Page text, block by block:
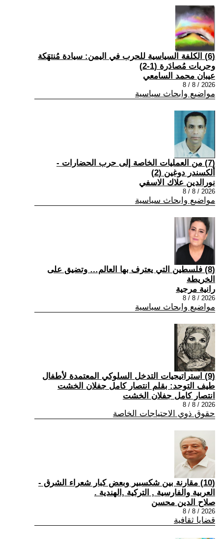
(6) الكلفة السياسية للحرب في اليمن: سيادة مُنتهَكة
وحريات مُصادَرة (1-2)
عيبان محمد السامعي
2026 / 8 / 8
مواضيع وابحاث سياسية
(7) من العمليات الخاصة إلى حرب الحضارات -
ألكسندر دوغين (2)
نورالدين علاك الاسفي
2026 / 8 / 8
مواضيع وابحاث سياسية
(8) فلسطين التي يعترف بها العالم… وتضيق على
الخريطة
رانية مرجية
2026 / 8 / 8
مواضيع وابحاث سياسية
(9) استراتيجيات التدخل السلوكي المعتمدة لأطفال
طيف التوحد: بقلم انتصار كامل جفلان الخشت
انتصار كامل جفلان الخشت
2026 / 8 / 8
حقوق ذوي الاحتياجات الخاصة
(10) مقارنة بين شكسبير وبعض كبار شعراء الشرق -
العربية والفارسية , التركية ,الهندية .
صلاح الدين محسن
2026 / 8 / 8
قضايا ثقافية